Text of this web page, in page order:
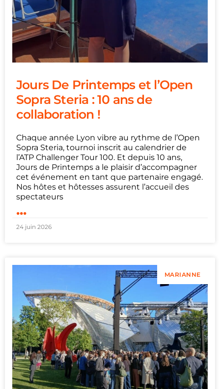
Jours De Printemps et l’Open
Sopra Steria : 10 ans de
collaboration !
Chaque année Lyon vibre au rythme de l’Open
Sopra Steria, tournoi inscrit au calendrier de
l’ATP Challenger Tour 100. Et depuis 10 ans,
Jours de Printemps a le plaisir d’accompagner
cet événement en tant que partenaire engagé.
Nos hôtes et hôtesses assurent l’accueil des
spectateurs
...
24 juin 2026
MARIANNE